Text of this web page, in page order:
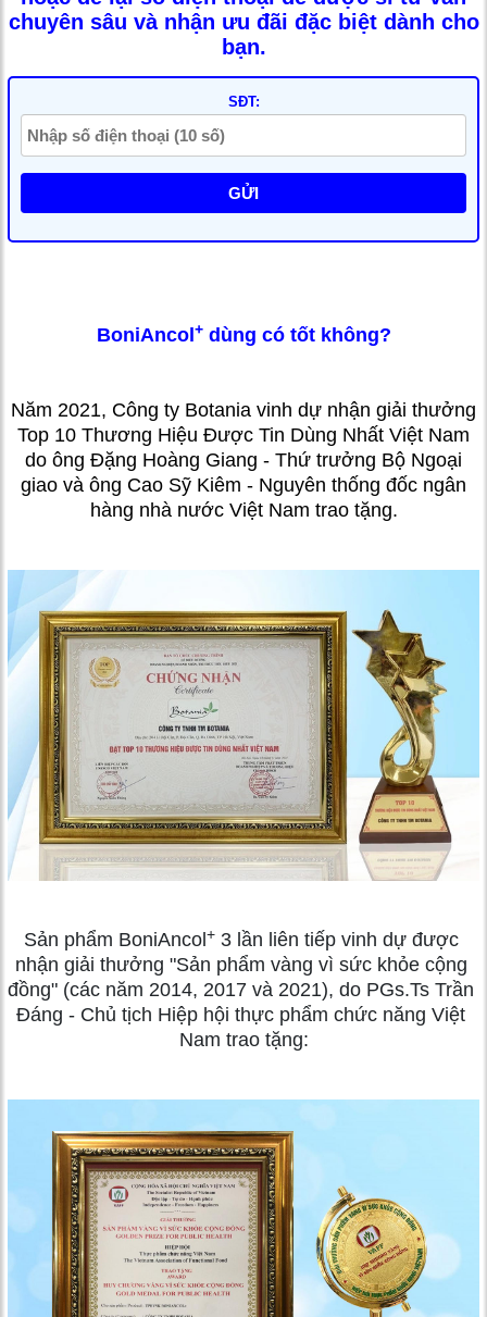
chuyên sâu và nhận ưu đãi đặc biệt dành cho
bạn.
SĐT:
GỬI
BoniAncol +dùng có tốt không?
Năm 2021, Công ty Botania vinh dự nhận giải thưởng
Top 10 Thương Hiệu Được Tin Dùng Nhất Việt Nam
do ông Đặng Hoàng Giang - Thứ trưởng Bộ Ngoại
giao và ông Cao Sỹ Kiêm - Nguyên thống đốc ngân
hàng nhà nước Việt Nam trao tặng.
Sản phẩm BoniAncol + 3 lần liên tiếp vinh dự được
nhận giải thưởng "Sản phẩm vàng vì sức khỏe cộng
đồng" (các năm 2014, 2017 và 2021), do PGs.Ts Trần
Đáng - Chủ tịch Hiệp hội thực phẩm chức năng Việt
Nam trao tặng: